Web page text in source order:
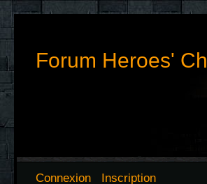
Forum Heroes'
Connexion Inscription